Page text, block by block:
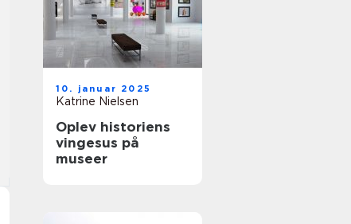
10. januar 2025
Katrine Nielsen
Oplev historiens
vingesus på
museer